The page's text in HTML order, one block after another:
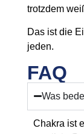
trotzdem
Das ist die
jeden.
FAQ
Was
Chakra ist